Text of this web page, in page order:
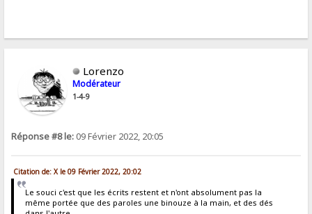
Lorenzo
Modérateur
1-4-9
Réponse #8 le: 09 Février 2022, 20:05
Citation de: X le 09 Février 2022, 20:02
Le souci c'est que les écrits restent et n'ont absolument pas la
même portée que des paroles une binouze à la main, et des dés